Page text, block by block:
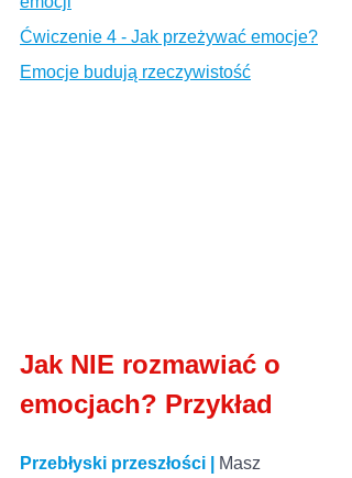
Ćwiczenie 4 - Jak przeżywać emocje?
Emocje budują rzeczywistość
Jak NIE rozmawiać o
emocjach? Przykład
Przebłyski przeszłości |
Masz